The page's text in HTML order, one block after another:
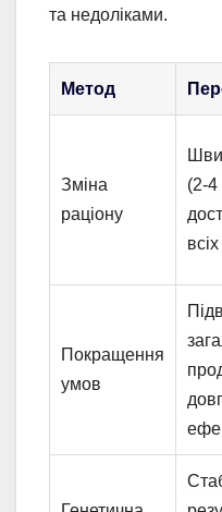
та недоліками.
Метод
Зміна
раціону
(2-4
Покращення
умов